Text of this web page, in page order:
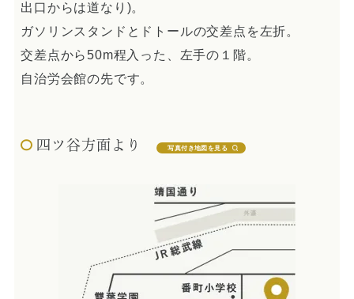
出口からは道なり)。
ガソリンスタンドとドトールの交差点を左折。
交差点から50m程入った、左手の１階。
自治労会館の先です。
四ツ谷方面より 写真付き地図を見る